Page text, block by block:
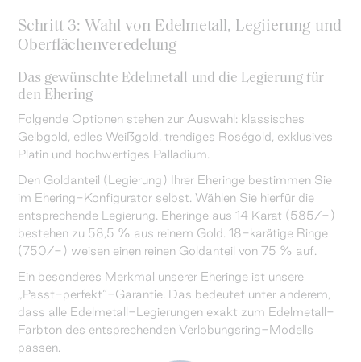
Schritt 3: Wahl von Edelmetall, Legiierung und
Oberflächenveredelung
Das gewünschte Edelmetall und die Legierung für
den Ehering
Folgende Optionen stehen zur Auswahl: klassisches
Gelbgold, edles Weißgold, trendiges Roségold, exklusives
Platin und hochwertiges Palladium.
Den Goldanteil (Legierung) Ihrer Eheringe bestimmen Sie
im Ehering-Konfigurator selbst. Wählen Sie hierfür die
entsprechende Legierung. Eheringe aus 14 Karat (585/-)
bestehen zu 58,5 % aus reinem Gold. 18-karätige Ringe
(750/-) weisen einen reinen Goldanteil von 75 % auf.
Ein besonderes Merkmal unserer Eheringe ist unsere
„Passt-perfekt“-Garantie. Das bedeutet unter anderem,
dass alle Edelmetall-Legierungen exakt zum Edelmetall-
Farbton des entsprechenden Verlobungsring-Modells
passen.